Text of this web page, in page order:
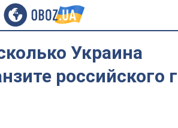
Украина
российского